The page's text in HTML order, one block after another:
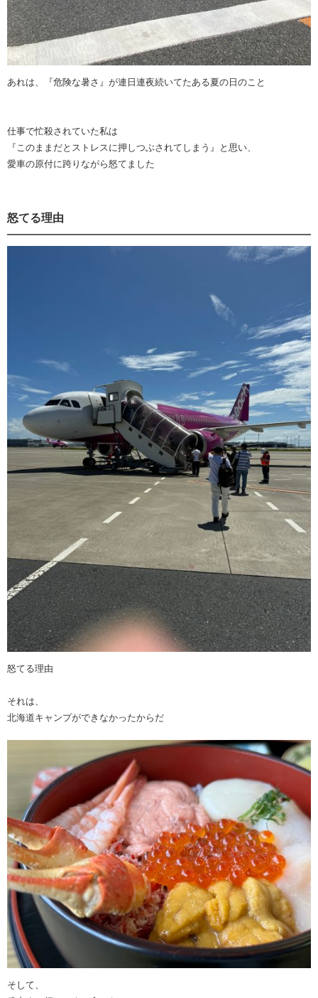
あれは、『危険な暑さ』が連日連夜続いてたある夏の日のこと
仕事で忙殺されていた私は
『このままだとストレスに押しつぶされてしまう』と思い、
愛車の原付に跨りながら怒てました
怒てる理由
怒てる理由
それは、
北海道キャンプができなかったからだ
そして、